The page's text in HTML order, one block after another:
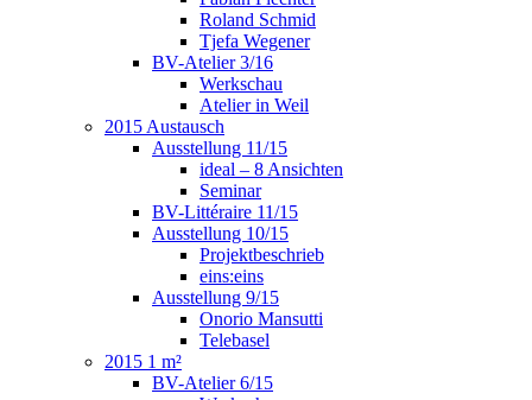
Roland Schmid
Tjefa Wegener
BV-Atelier 3/16
Werkschau
Atelier in Weil
2015 Austausch
Ausstellung 11/15
ideal – 8 Ansichten
Seminar
BV-Littéraire 11/15
Ausstellung 10/15
Projektbeschrieb
eins:eins
Ausstellung 9/15
Onorio Mansutti
Telebasel
2015 1 m²
BV-Atelier 6/15